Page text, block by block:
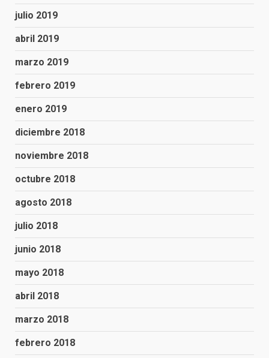
julio 2019
abril 2019
marzo 2019
febrero 2019
enero 2019
diciembre 2018
noviembre 2018
octubre 2018
agosto 2018
julio 2018
junio 2018
mayo 2018
abril 2018
marzo 2018
febrero 2018